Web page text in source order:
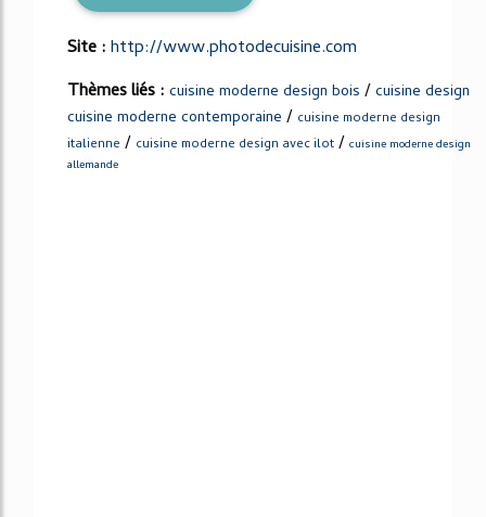
Site :http://www.photodecuisine.com
Thèmes liés : cuisine moderne design bois /cuisine design
cuisine moderne contemporaine / cuisine moderne design
italienne / cuisine moderne design avec ilot / cuisine moderne design
allemande